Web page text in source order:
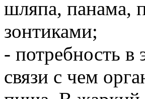
шляпа, панама,
зонтиками;
- потребность в
связи с чем